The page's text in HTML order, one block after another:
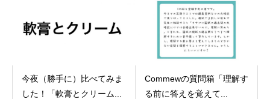
今夜（勝手に）比べてみま
した！「軟膏とクリーム...
Commewの質問箱「理解す
る前に答えを覚えて...